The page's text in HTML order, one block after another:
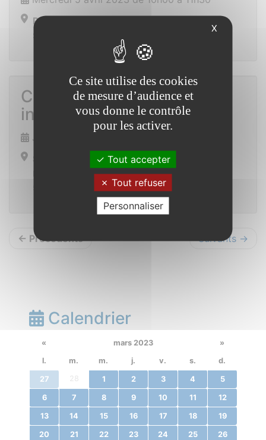
Place de la mairie
Conférence MSA sur les
intestins
Jeudi 6 avril 2023 de 20h00 à 22h00
Salle de l’écurie à la ferme de Coueslé
Lieu-dit Coueslé
← Précédents Suivants →
Calendrier
« mars 2023
»
l.
m. m. j. v. s. d.
27 28 1 2 3 4 5
6 7 8 9 10 11 12
13 14 15 16 17 18 19
20 21 22 23 24 25 26
X
Ce site utilise des cookies
de mesure d’audience et
vous donne le contrôle
pour les activer.
Tout accepter
Tout refuser
Personnaliser